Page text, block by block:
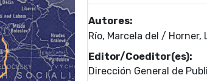
Autores:
Río, Marcela del / Horner,
Editor/Coeditor(es):
Dirección General de